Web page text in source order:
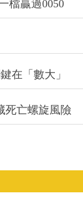
檔贏過0050
在「數大」
死亡螺旋風險